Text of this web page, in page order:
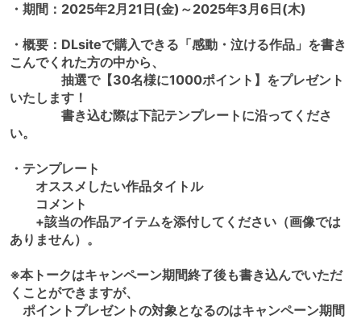
・期間：2025年2月21日(金)～2025年3月6日(木)
・概要：DLsiteで購入できる「感動・泣ける作品」を書き
こんでくれた方の中から、
抽選で【30名様に1000ポイント】をプレゼント
いたします！
書き込む際は下記テンプレートに沿ってくださ
い。
・テンプレート
オススメしたい作品タイトル
コメント
+該当の作品アイテムを添付してください（画像では
ありません）。
※本トークはキャンペーン期間終了後も書き込んでいただ
くことができますが、
ポイントプレゼントの対象となるのはキャンペーン期間